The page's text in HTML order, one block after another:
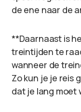
de ene naar de
**Daarnaast is
treintijden te
wanneer de
Zo kun je je reis
dat je lang moet